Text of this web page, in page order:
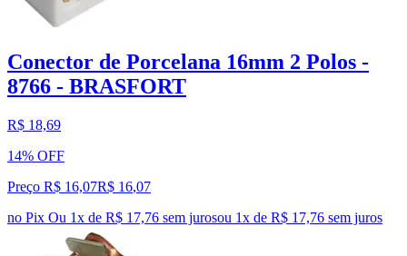
Conector de Porcelana 16mm 2 Polos -
8766 - BRASFORT
R$ 18,69
14% OFF
Preço R$ 16,07R$ 16,07
no Pix Ou 1x de R$ 17,76 sem jurosou 1x de R$ 17,76 sem juros